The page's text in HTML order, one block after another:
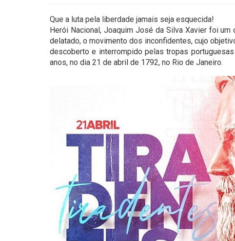
Que a luta pela liberdade jamais seja esquecida!
Herói Nacional, Joaquim José da Silva Xavier foi
delatado, o movimento dos inconfidentes, cujo
descoberto e interrompido pelas tropas
anos, no dia 21 de abril de 1792, no Rio de Janeiro.